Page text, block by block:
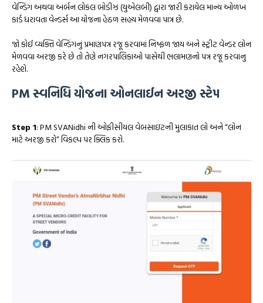
વેન્ડિંગ અથવા અર્બન લોકલ બોડીઝ (યુએલબી) દ્વારા જારી કરાયેલ માન્ય ઓળખ
કાર્ડ ધરાવતા વેન્ડર્સ આ યોજના હેઠળ સહય મેળવવા પાત્ર છે.
જો કોઈ વ્યક્તિ વેન્ડિંગનું પ્રમાણપત્ર રજૂ કરવામાં નિષ્ફળ જાય અને સ્ટ્રીટ વેન્ડર લોન
મેળવવા અરજી કરે છે તો તેણે નગરપાલિકાઓ પાસેથી ભલામણનો પત્ર રજૂ કરવાનુ
રહેશે.
PM સ્વનિધિ યોજના ઓનલાઈન અરજી સ્ટેપ
Step 1: PM SVANidhi ની ઓફીસીયલ વેબસાઇટની મુલાકાત લો અને “લોન
માટે અરજી કરો” વિકલ્પ પર ક્લિક કરો.